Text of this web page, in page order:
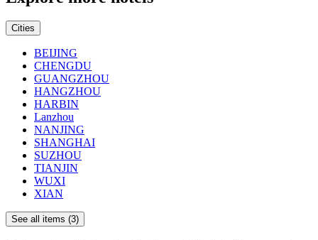
Cities
BEIJING
CHENGDU
GUANGZHOU
HANGZHOU
HARBIN
Lanzhou
NANJING
SHANGHAI
SUZHOU
TIANJIN
WUXI
XIAN
See all items (3)